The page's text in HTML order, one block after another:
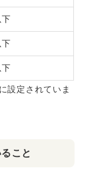
設定されていま
こと